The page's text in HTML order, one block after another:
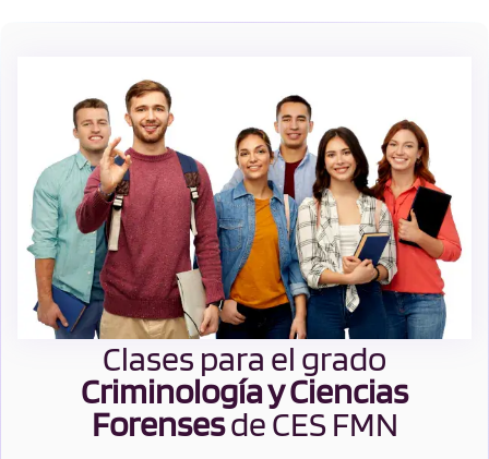
Clases para el grado
Criminología y Ciencias
Forensesde CES FMN